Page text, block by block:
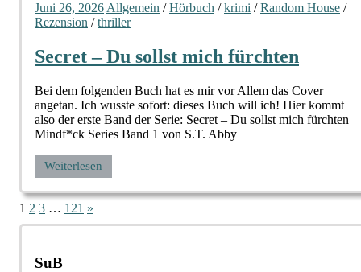
Juni 26, 2026 Allgemein /Hörbuch /krimi /Random House /
Rezension /thriller
Secret – Du sollst mich fürchten
Bei dem folgenden Buch hat es mir vor Allem das Cover
angetan. Ich wusste sofort: dieses Buch will ich! Hier kommt
also der erste Band der Serie: Secret – Du sollst mich fürchten
Mindf*ck Series Band 1 von S.T. Abby
Weiterlesen
Seitennummerierung
der
Beiträge
1 2 3 … 121 Nächste
Beiträge
»
SuB